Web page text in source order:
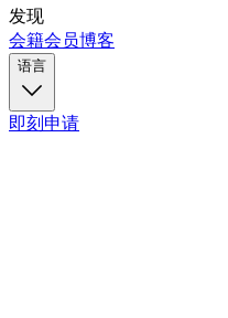
发现
会籍会员博客
语言
即刻申请